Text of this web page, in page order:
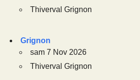
Thiverval Grignon
Grignon
sam 7 Nov 2026
Thiverval Grignon